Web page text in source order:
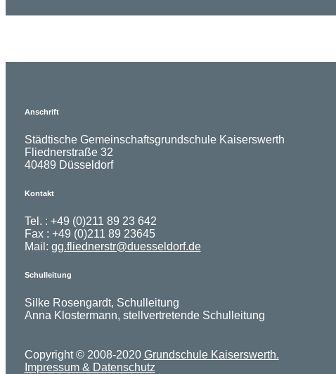
Anschrift
Städtische Gemeinschaftsgrundschule Kaiserswerth
Fliednerstraße 32
40489 Düsseldorf
Kontakt
Tel. : +49 (0)211 89 23 642
Fax : +49 (0)211 89 23645
Mail: gg.fliednerstr@duesseldorf.de
Schulleitung
Silke Rosengardt, Schulleitung
Anna Klostermann, stellvertretende Schulleitung
Copyright © 2008-2020 Grundschule Kaiserswerth.
Impressum & Datenschutz